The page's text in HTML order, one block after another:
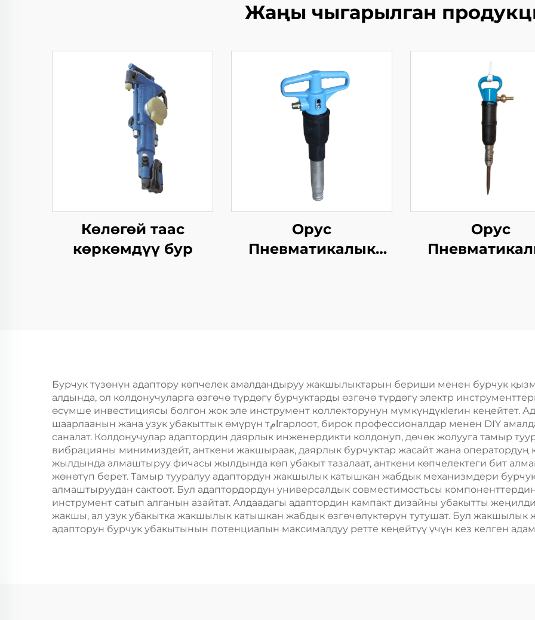
Жаңы чыгарылган
Көлөгөй таас
көркөмдүү бур
Орус
Пневматикалык
Орус
Бурчук түзөнүн адаптору көпчелек амалдандыруу жакшылыктарын бериши менен бурчук
алдында, ол колдонучуларга өзгөчө түрдөгү бурчуктарды өзгөчө түрдөгү электр
өсүмше инвестициясы болгон жок эле инструмент коллекторунун мүмкүндүкlerин кеңейтет.
шаарлаанын жана узук убакыттык өмүрүн тامгарлоот, бирок профессионалдар менен DIY амалдары үчүн арзан тууралуу чечим болуп
саналат. Колдонучулар адаптордин даярлык инженердикти колдонуп, дөчөк жолууга тамыр
вибрацияны минимиздейт, анткени жакшыраак, даярлык бурчуктар жасайт жана оператордуң
жылдында алмаштыруу фичасы жылдында көп убакыт тазалаат, анткени көпчелектеги бит
жөнөтүп берет. Тамыр тууралуу адаптордун жакшылык катышкан жабдык механизмдери
алмаштыруудан сактоот. Бул адаптордордун универсалдык совместимостьсы
инструмент сатып алганын азайтат. Алдаадагы адаптордин кампакт дизайны убакытты
жакшы, ал узук убакытка жакшылык катышкан жабдык өзгөчөлүктөрүн тутушат. Бул жакшылык
адапторун бурчук убакытынын потенциалын максималдуу ретте кеңейтүү үчүн кез келген